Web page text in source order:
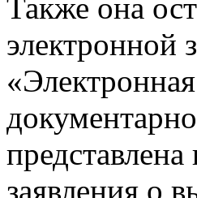
Также она
электронной
заявления о